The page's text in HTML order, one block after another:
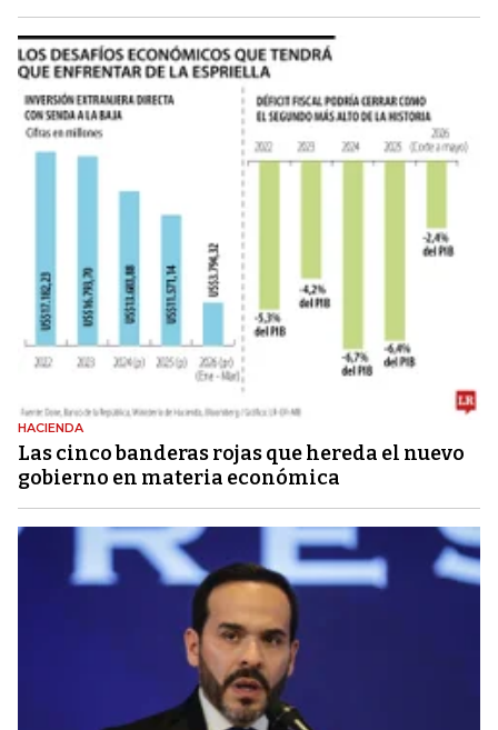
HACIENDA
Las cinco banderas rojas que hereda el nuevo
gobierno en materia económica